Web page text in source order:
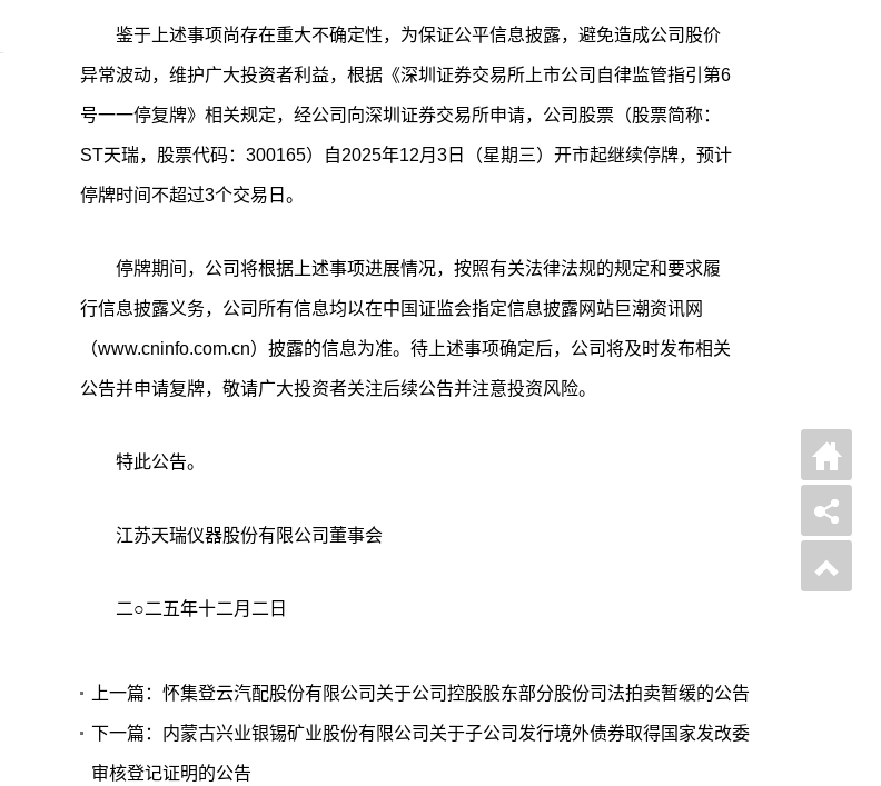
鉴于上述事项尚存在重大不确定性，为保证公平信息披露，避免造成公司股价
异常波动，维护广大投资者利益，根据《深圳证券交易所上市公司自律监管指引第6
号一一停复牌》相关规定，经公司向深圳证券交易所申请，公司股票（股票简称：
ST天瑞，股票代码：300165）自2025年12月3日（星期三）开市起继续停牌，预计
停牌时间不超过3个交易日。
停牌期间，公司将根据上述事项进展情况，按照有关法律法规的规定和要求履
行信息披露义务，公司所有信息均以在中国证监会指定信息披露网站巨潮资讯网
（www.cninfo.com.cn）披露的信息为准。待上述事项确定后，公司将及时发布相关
公告并申请复牌，敬请广大投资者关注后续公告并注意投资风险。
特此公告。
江苏天瑞仪器股份有限公司董事会
二○二五年十二月二日
上一篇：怀集登云汽配股份有限公司关于公司控股股东部分股份司法拍卖暂缓的公告
下一篇：内蒙古兴业银锡矿业股份有限公司关于子公司发行境外债券取得国家发改委
审核登记证明的公告